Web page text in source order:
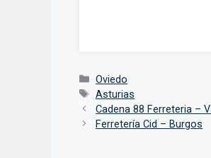
Categorías
Oviedo
Etiquetas
Asturias
Cadena 88 Ferreteria –
Ferretería Cid – Burgos